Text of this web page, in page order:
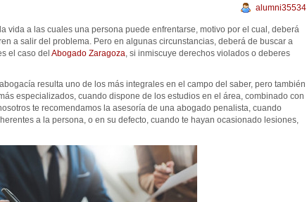
alumni35534
vida a las cuales una persona puede enfrentarse, motivo por el cual, deberá
a salir del problema. Pero en algunas circunstancias, deberá de buscar a
el caso del Abogado Zaragoza, si inmiscuye derechos violados o deberes
resulta uno de los más integrales en el campo del saber, pero también
especializados, cuando dispone de los estudios en el área, combinado con
te recomendamos la asesoría de una abogado penalista, cuando
a la persona, o en su defecto, cuando te hayan ocasionado lesiones,